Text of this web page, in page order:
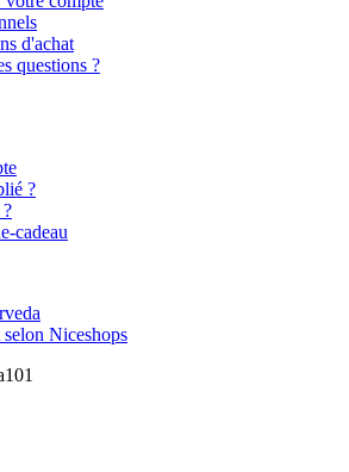
d'achat
questions ?
?
cadeau
Niceshops